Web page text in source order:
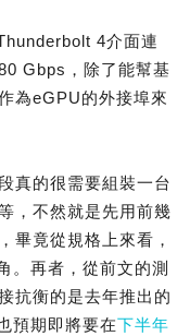
4介面連
Gbps，除了能幫基
為eGPU的外接埠來
真的很需要組裝一台
，不然就是先用前幾
畢竟從規格上來看，
。再者，從前文的測
抗衡的是去年推出的
預期即將要在下半年